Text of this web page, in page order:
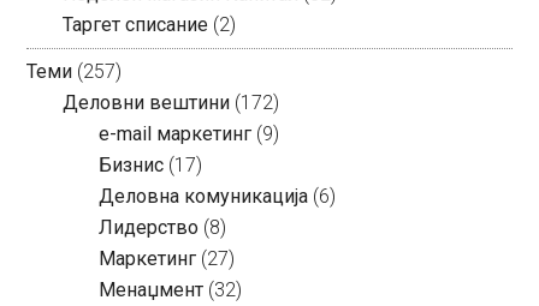
Таргет списание (2)
Теми (257)
Деловни вештини (172)
e-mail маркетинг (9)
Бизнис (17)
Деловна комуникација (6)
Лидерство (8)
Маркетинг (27)
Менаџмент (32)